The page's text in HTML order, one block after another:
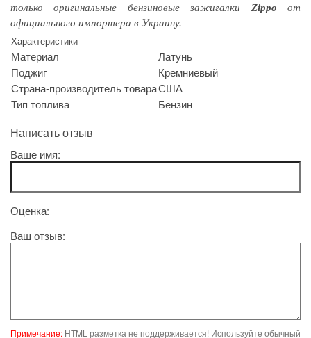
только оригинальные бензиновые зажигалки Zippo от
официального импортера в Украину.
Характеристики
Материал
Латунь
Поджиг
Кремниевый
Страна-производитель товараСША
Тип топлива
Бензин
Написать отзыв
Ваше имя:
Оценка:
Ваш отзыв:
Примечание: HTML разметка не поддерживается! Используйте обычный